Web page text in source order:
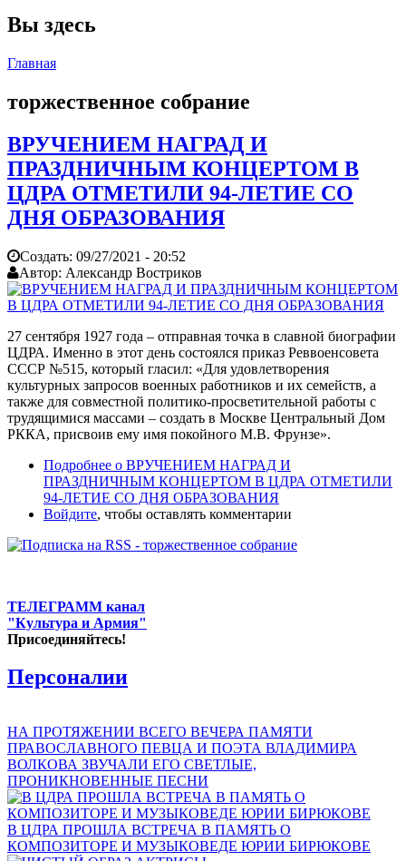
Вы здесь
Главная
торжественное собрание
ВРУЧЕНИЕМ НАГРАД И
ПРАЗДНИЧНЫМ КОНЦЕРТОМ В
ЦДРА ОТМЕТИЛИ 94-ЛЕТИЕ СО
ДНЯ ОБРАЗОВАНИЯ
Создать: 09/27/2021 - 20:52
Автор: Александр Востриков
27 сентября 1927 года – отправная точка в славной биографии
ЦДРА. Именно в этот день состоялся приказ Реввоенсовета
СССР №515, который гласил: «Для удовлетворения
культурных запросов военных работников и их семейств, а
также для совместной политико-просветительной работы с
трудящимися массами – создать в Москве Центральный Дом
РККА, присвоив ему имя покойного М.В. Фрунзе».
Подробнее о ВРУЧЕНИЕМ НАГРАД И
ПРАЗДНИЧНЫМ КОНЦЕРТОМ В ЦДРА ОТМЕТИЛИ
94-ЛЕТИЕ СО ДНЯ ОБРАЗОВАНИЯ
Войдите, чтобы оставлять комментарии
ТЕЛЕГРАММ канал
"Культура и Армия"
Присоединяйтесь!
Персоналии
НА ПРОТЯЖЕНИИ ВСЕГО ВЕЧЕРА ПАМЯТИ
ПРАВОСЛАВНОГО ПЕВЦА И ПОЭТА ВЛАДИМИРА
ВОЛКОВА ЗВУЧАЛИ ЕГО СВЕТЛЫЕ,
ПРОНИКНОВЕННЫЕ ПЕСНИ
В ЦДРА ПРОШЛА ВСТРЕЧА В ПАМЯТЬ О
КОМПОЗИТОРЕ И МУЗЫКОВЕДЕ ЮРИИ БИРЮКОВЕ